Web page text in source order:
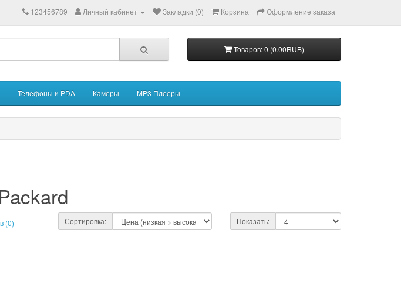
123456789 Личный кабинет Закладки (0) Корзина Оформление заказа
Товаров: 0 (0.00RUB)
Телефоны и PDA Камеры MP3 Плееры
(0) Сортировка: Показать: